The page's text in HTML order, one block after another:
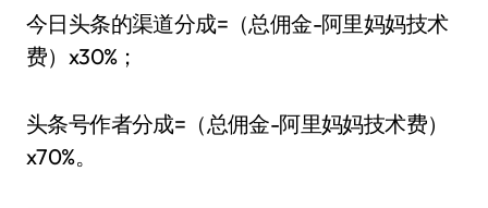
今日头条的渠道分成=（总佣金-阿里妈妈技术
费）x30%；
头条号作者分成=（总佣金-阿里妈妈技术费）
x70%。